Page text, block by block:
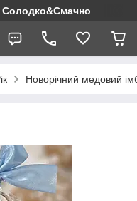
Солодко&Смачно
Новорічний медовий